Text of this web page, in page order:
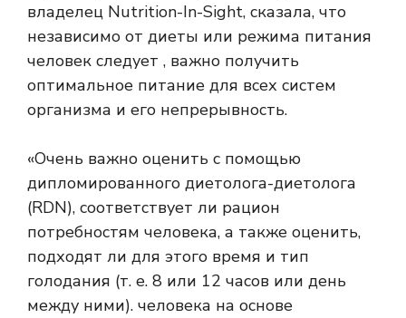
владелец Nutrition-In-Sight, сказала, что
независимо от диеты или режима питания
человек следует , важно получить
оптимальное питание для всех систем
организма и его непрерывность.
«Очень важно оценить с помощью
дипломированного диетолога-диетолога
(RDN), соответствует ли рацион
потребностям человека, а также оценить,
подходят ли для этого время и тип
голодания (т. е. 8 или 12 часов или день
между ними). человека на основе